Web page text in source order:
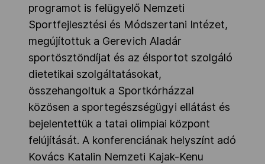
programot is felügyelő Nemzeti
Sportfejlesztési és Módszertani Intézet,
megújítottuk a Gerevich Aladár
sportösztöndíjat és az élsportot szolgáló
dietetikai szolgáltatásokat,
összehangoltuk a Sportkórházzal
közösen a sportegészségügyi ellátást és
bejelentettük a tatai olimpiai központ
felújítását. A konferenciának helyszínt adó
Kovács Katalin Nemzeti Kajak-Kenu